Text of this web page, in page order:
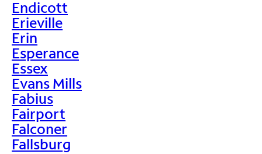
Endicott
Erieville
Erin
Esperance
Essex
Evans Mills
Fabius
Fairport
Falconer
Fallsburg